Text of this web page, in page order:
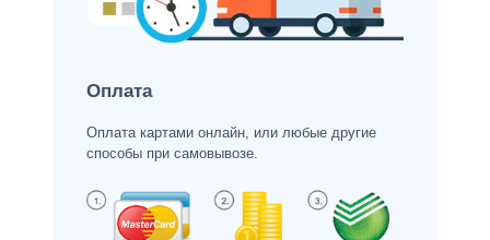
Оплата
Оплата картами онлайн, или любые другие
способы при самовывозе.